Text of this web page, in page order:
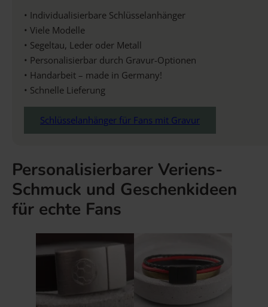
• Individualisierbare Schlüsselanhänger
• Viele Modelle
• Segeltau, Leder oder Metall
• Personalisierbar durch Gravur-Optionen
• Handarbeit – made in Germany!
• Schnelle Lieferung
Schlüsselanhänger für Fans mit Gravur
Personalisierbarer Veriens-
Schmuck und Geschenkideen
für echte Fans